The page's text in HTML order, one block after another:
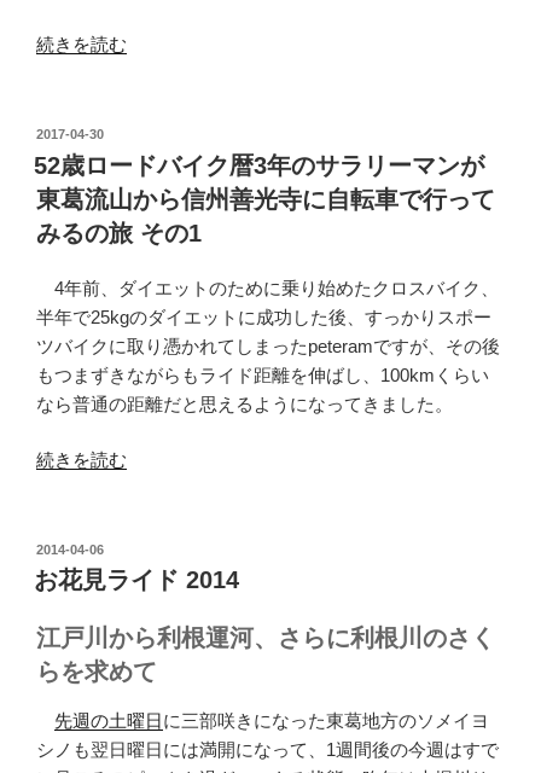
ラ
暑
す
ぎ
(往
路)”
“流
中
を
往
復：
骨
が
直
り
か
け
た
リ
ハ
ビ
リ
名
続きを読む
投
稿
日:
2017-04-30
52歳ロードバイク暦3年のサラリーマンが
東葛流山から信州善光寺に自転車で行って
みるの旅 その1
4年前、ダイエットのために乗り始めたクロスバイク、
半年で25kgのダイエットに成功した後、すっかりスポー
ツバイクに取り憑かれてしまったpeteramですが、その後
もつまずきながらもライド距離を伸ばし、100kmくらい
なら普通の距離だと思えるようになってきました。
“52
ー
ド
イ
ク
暦
年
続きを読む
投
稿
日:
2014-04-06
お花見ライド 2014
江戸川から利根運河、さらに利根川のさく
らを求めて
先週の土曜日に三部咲きになった東葛地方のソメイヨ
シノも翌日曜日には満開になって、1週間後の今週はすで